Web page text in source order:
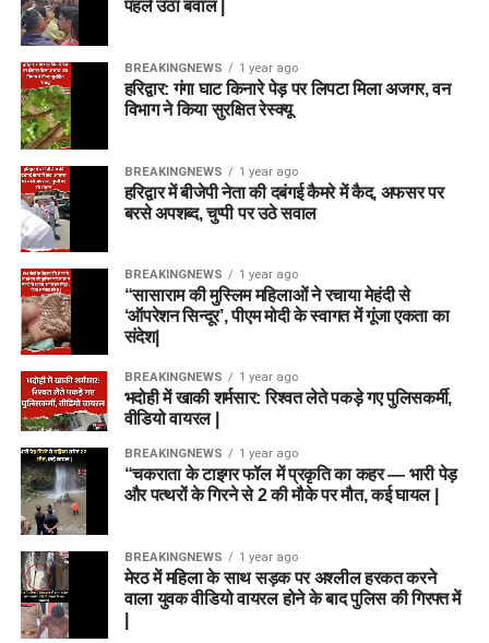
पहले उठा बवाल |
BREAKINGNEWS 1 year ago
हरिद्वार: गंगा घाट किनारे पेड़ पर लिपटा मिला अजगर, वन
विभाग ने किया सुरक्षित रेस्क्यू
BREAKINGNEWS 1 year ago
हरिद्वार में बीजेपी नेता की दबंगई कैमरे में कैद, अफसर पर
बरसे अपशब्द, चुप्पी पर उठे सवाल
BREAKINGNEWS 1 year ago
“सासाराम की मुस्लिम महिलाओं ने रचाया मेहंदी से
‘ऑपरेशन सिन्दूर’, पीएम मोदी के स्वागत में गूंजा एकता का
संदेश|
BREAKINGNEWS 1 year ago
भदोही में खाकी शर्मसार: रिश्वत लेते पकड़े गए पुलिसकर्मी,
वीडियो वायरल |
BREAKINGNEWS 1 year ago
“चकराता के टाइगर फॉल में प्रकृति का कहर — भारी पेड़
और पत्थरों के गिरने से 2 की मौके पर मौत, कई घायल |
BREAKINGNEWS 1 year ago
मेरठ में महिला के साथ सड़क पर अश्लील हरकत करने
वाला युवक वीडियो वायरल होने के बाद पुलिस की गिरफ्त में